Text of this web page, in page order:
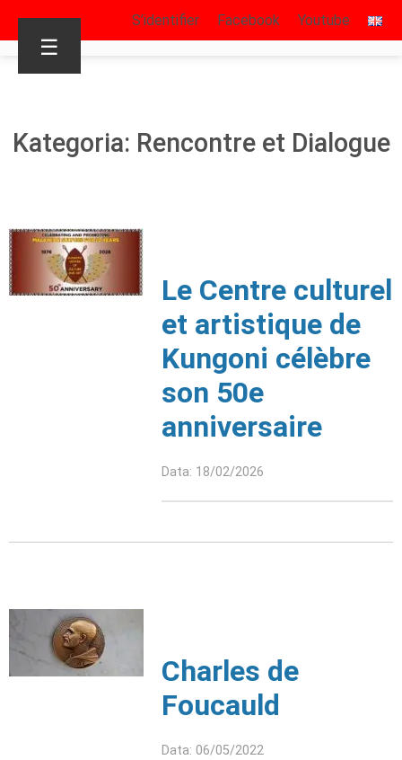
S’identifier Facebook Youtube
☰
Kategoria: Rencontre et Dialogue
Le Centre culturel
et artistique de
Kungoni célèbre
son 50e
anniversaire
Data: 18/02/2026
Charles de
Foucauld
Data: 06/05/2022